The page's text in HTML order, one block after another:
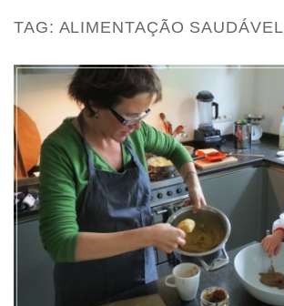
TAG: ALIMENTAÇÃO SAUDÁVEL